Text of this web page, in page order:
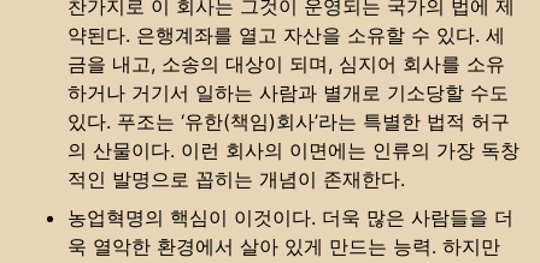
찬가지로 이 회사는 그것이 운영되는 국가의 법에 제
약된다. 은행계좌를 열고 자산을 소유할 수 있다. 세
금을 내고, 소송의 대상이 되며, 심지어 회사를 소유
하거나 거기서 일하는 사람과 별개로 기소당할 수도
있다. 푸조는 ‘유한(책임)회사’라는 특별한 법적 허구
의 산물이다. 이런 회사의 이면에는 인류의 가장 독창
적인 발명으로 꼽히는 개념이 존재한다.
농업혁명의 핵심이 이것이다. 더욱 많은 사람들을 더
욱 열악한 환경에서 살아 있게 만드는 능력. 하지만